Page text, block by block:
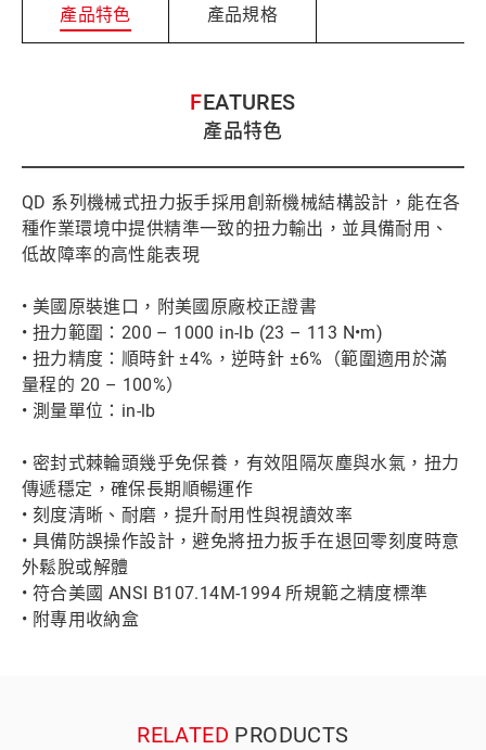
產品特色 產品規格
FEATURES
產品特色
QD 系列機械式扭力扳手採用創新機械結構設計，能在各
種作業環境中提供精準一致的扭力輸出，並具備耐用、
低故障率的高性能表現
• 美國原裝進口，附美國原廠校正證書
• 扭力範圍：200 – 1000 in-lb (23 – 113 N•m)
• 扭力精度：順時針 ±4%，逆時針 ±6%（範圍適用於滿
量程的 20 – 100%）
• 測量單位：in-lb
• 密封式棘輪頭幾乎免保養，有效阻隔灰塵與水氣，扭力
傳遞穩定，確保長期順暢運作
• 刻度清晰、耐磨，提升耐用性與視讀效率
• 具備防誤操作設計，避免將扭力扳手在退回零刻度時意
外鬆脫或解體
• 符合美國 ANSI B107.14M-1994 所規範之精度標準
• 附專用收納盒
RELATED PRODUCTS